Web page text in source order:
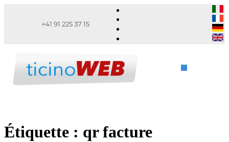
+41 91 225 37 15
Étiquette : qr facture